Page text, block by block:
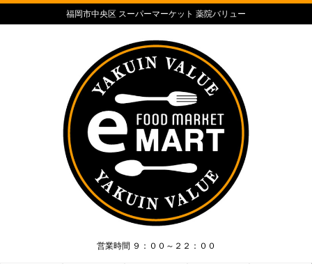
福岡市中央区 スーパーマーケット 薬院バリュー
営業時間 ９：００～２２：００